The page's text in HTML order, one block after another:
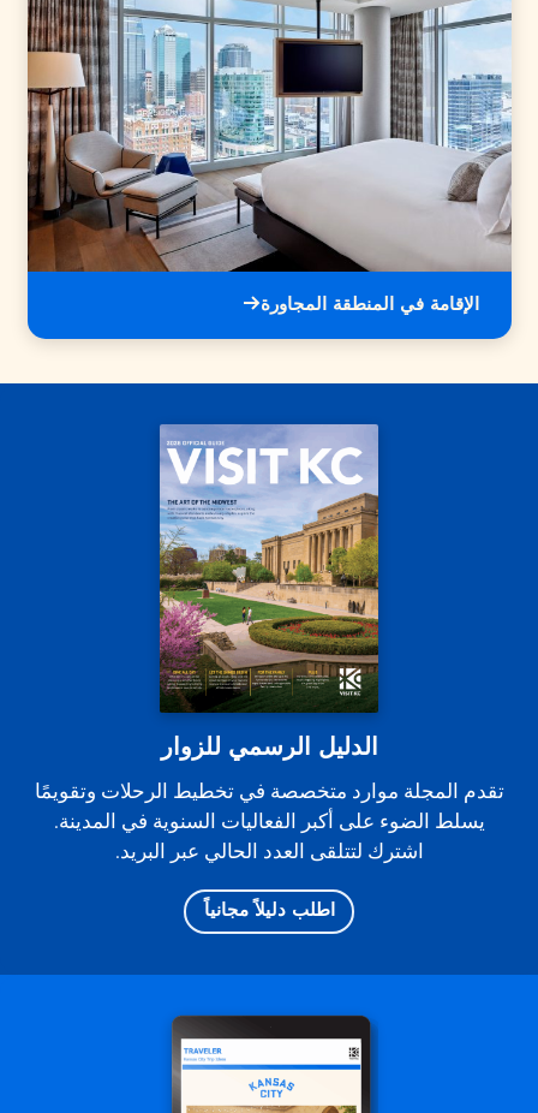
الإقامة في المنطقة المجاورة
الدليل الرسمي للزوار
تقدم المجلة موارد متخصصة في تخطيط الرحلات وتقويمًا
يسلط الضوء على أكبر الفعاليات السنوية في المدينة.
اشترك لتتلقى العدد الحالي عبر البريد.
اطلب دليلاً مجانياً